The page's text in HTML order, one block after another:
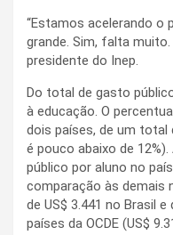
“Estamos acelerando o
grande. Sim, falta
presidente do Inep.
Do total de gasto
à educação. O
dois países, de um total
é pouco abaixo de
público por aluno no
comparação às demais
de US$ 3.441 no Brasil
países da OCDE (US$